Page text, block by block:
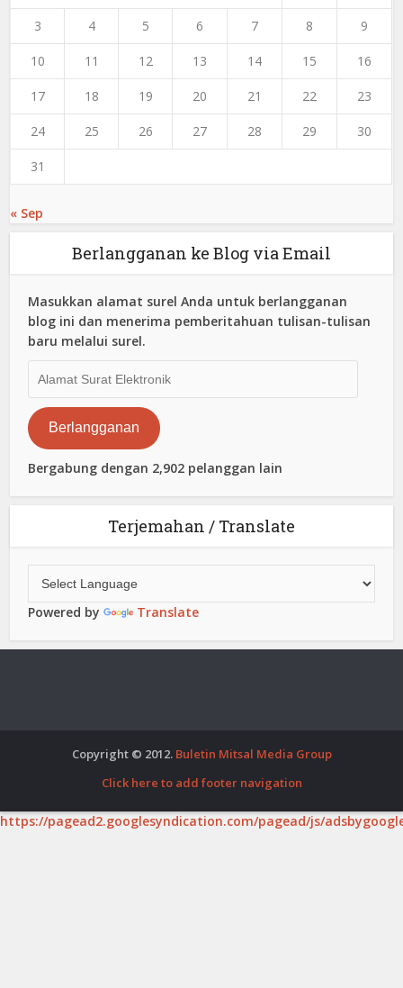
3 4 5 6 7 8 9
10 11 12 13 14 15 16
17 18 19 20 21 22 23
24 25 26 27 28 29 30
31
« Sep
Berlangganan ke Blog via Email
Masukkan alamat surel Anda untuk berlangganan
blog ini dan menerima pemberitahuan tulisan-tulisan
baru melalui surel.
Surat
Elektronik
Berlangganan
Bergabung dengan 2,902 pelanggan lain
Terjemahan / Translate
Powered by Translate
Copyright © 2012. Buletin Mitsal Media Group
Click here to add footer navigation
https://pagead2.googlesyndication.com/pagead/js/